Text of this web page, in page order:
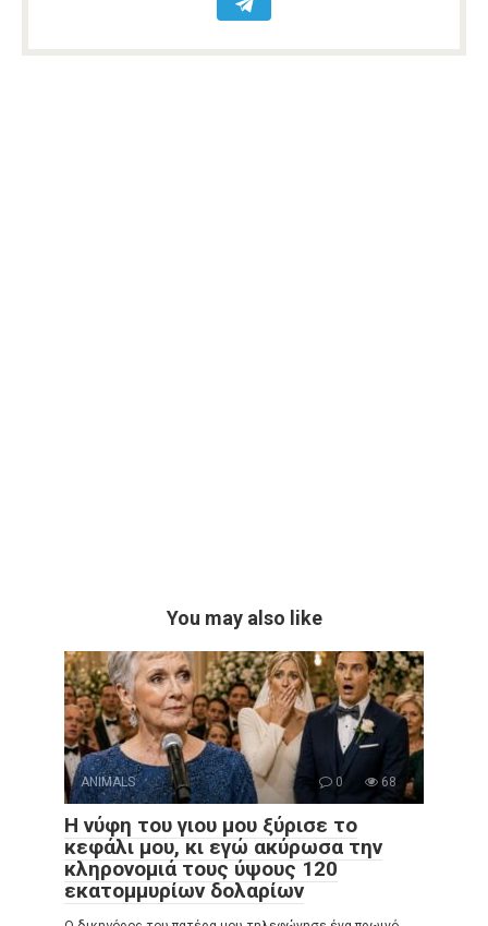
You may also like
ANIMALS 0 68
Η νύφη του γιου μου ξύρισε το
κεφάλι μου, κι εγώ ακύρωσα την
κληρονομιά τους ύψους 120
εκατομμυρίων δολαρίων